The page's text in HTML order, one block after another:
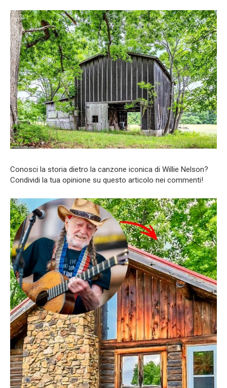
Conosci la storia dietro la canzone iconica di Willie Nelson?
Condividi la tua opinione su questo articolo nei commenti!